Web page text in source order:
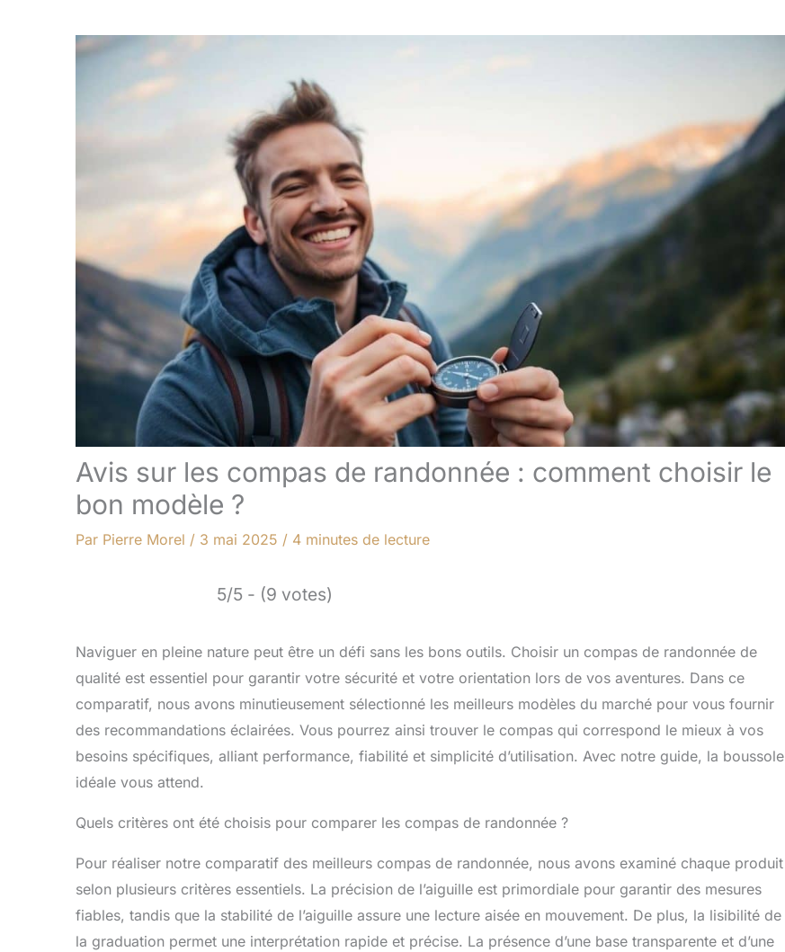
Avis sur les compas de randonnée : comment choisir le
bon modèle ?
Par Pierre Morel / 3 mai 2025 / 4 minutes de lecture
5/5 - (9 votes)
Naviguer en pleine nature peut être un défi sans les bons outils. Choisir un compas de randonnée de
qualité est essentiel pour garantir votre sécurité et votre orientation lors de vos aventures. Dans ce
comparatif, nous avons minutieusement sélectionné les meilleurs modèles du marché pour vous fournir
des recommandations éclairées. Vous pourrez ainsi trouver le compas qui correspond le mieux à vos
besoins spécifiques, alliant performance, fiabilité et simplicité d’utilisation. Avec notre guide, la boussole
idéale vous attend.
Quels critères ont été choisis pour comparer les compas de randonnée ?
Pour réaliser notre comparatif des meilleurs compas de randonnée, nous avons examiné chaque produit
selon plusieurs critères essentiels. La précision de l’aiguille est primordiale pour garantir des mesures
fiables, tandis que la stabilité de l’aiguille assure une lecture aisée en mouvement. De plus, la lisibilité de
la graduation permet une interprétation rapide et précise. La présence d’une base transparente et d’une